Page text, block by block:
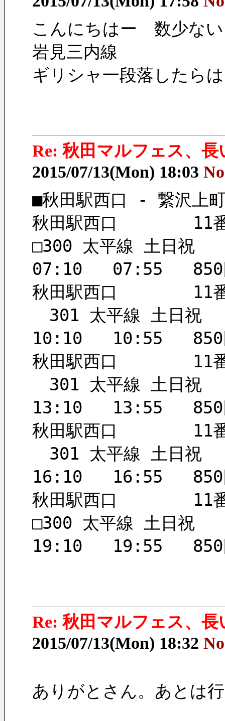
こんにちはー　数少な
岩見三内線
ギリシャ一段落したら
Re: 秋田マルフェス、
2015/07/13(Mon) 18:03
■秋田駅西口 - 繋沢上
□300 太平線 土日祝
301 太平線 土日祝
301 太平線 土日祝
301 太平線 土日祝
□300 太平線 土日祝
Re: 秋田マルフェス、
2015/07/13(Mon) 18:32
ありがとさん。あとは